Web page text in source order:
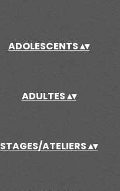
ADOLESCENTS▴▾
ADULTES▴▾
STAGES/ATELIERS▴▾